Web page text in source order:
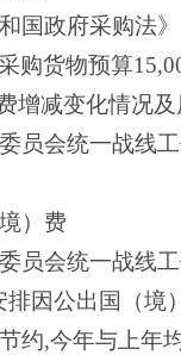
国政府采购法
购货物预算
增减变化情况
员会统一战线
）费
员会统一战线
因公出国（境
约,今年与上年